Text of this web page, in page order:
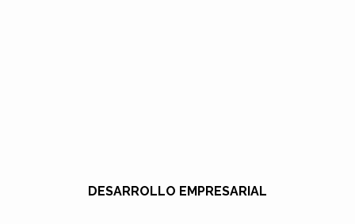
DESARROLLO EMPRESARIAL